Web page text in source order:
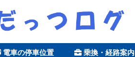
電車の停車位置 乗換・経路案内